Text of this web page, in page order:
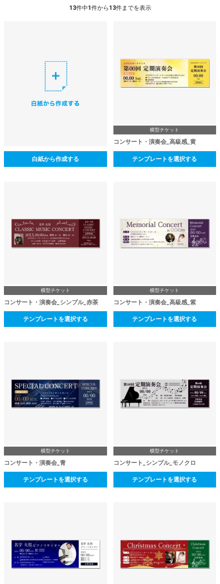
13件中1 件から 13件までを表示
白紙から作成する
横型チケット
コンサート・演奏会_高級感_黄
テンプレートを選択する
横型チケット
コンサート・演奏会_シンプル_赤茶
テンプレートを選択する
横型チケット
コンサート・演奏会_高級感_紫
テンプレートを選択する
横型チケット
コンサート・演奏会_青
テンプレートを選択する
横型チケット
コンサート_シンプル_モノクロ
テンプレートを選択する